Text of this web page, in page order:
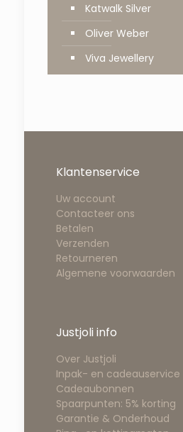
Katwalk Silver
Oliver Weber
Viva Jewellery
Klantenservice
Uw account
Contacteer ons
Betalen
Verzenden
Retourneren
Algemene voorwaarden
Justjoli info
Over Justjoli
Inpak- en cadeauservice
Cadeaubonnen
Spaarpunten: 5% korting
Garantie & Onderhoud